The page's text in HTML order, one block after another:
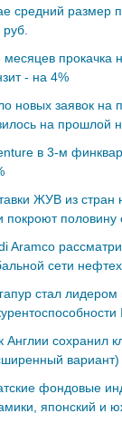
средний размер
месяцев прокачка
- на 4%
новых заявок на
на прошлой
в 3-м
ЖУВ из стран
покроют половину
Aramco
сети
стал лидером
Англии сохранил
вариант)
фондовые
японский и